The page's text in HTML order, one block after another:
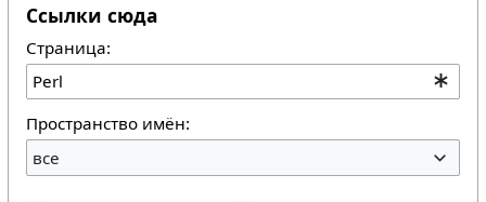
Ссылки сюда
Страница:
Пространство имён:
все